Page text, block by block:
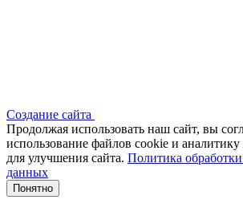
Создание сайта
Продолжая использовать наш сайт, вы
использование файлов сооkіе и
для улучшения сайта. Политика
данных
Понятно